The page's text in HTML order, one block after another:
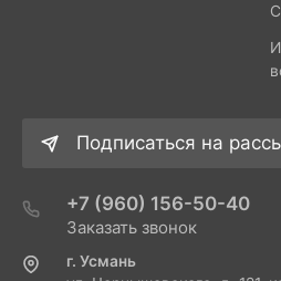
Подписаться на
+7 (960) 156-50-40
Заказать звонок
г. Усмань